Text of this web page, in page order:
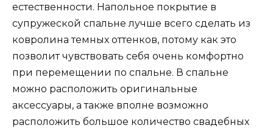
естественности. Напольное покрытие в
супружеской спальне лучше всего сделать из
ковролина темных оттенков, потому как это
позволит чувствовать себя очень комфортно
при перемещении по спальне. В спальне
можно расположить оригинальные
аксессуары, а также вполне возможно
расположить большое количество свадебных